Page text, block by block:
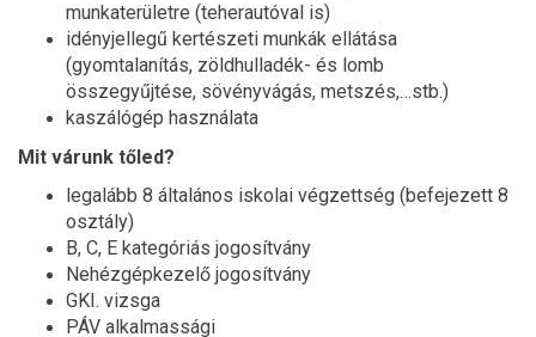
munkaterületre (teherautóval is)
idényjellegű kertészeti munkák ellátása
(gyomtalanítás, zöldhulladék- és lomb
összegyűjtése, sövényvágás, metszés,…stb.)
kaszálógép használata
Mit várunk tőled?
legalább 8 általános iskolai végzettség (befejezett 8
osztály)
B, C, E kategóriás jogosítvány
Nehézgépkezelő jogosítvány
GKI. vizsga
PÁV alkalmassági